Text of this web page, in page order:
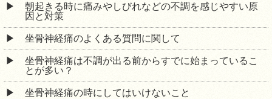
朝起きる時に痛みやしびれなどの不調を感じやすい原
因と対策
坐骨神経痛のよくある質問に関して
坐骨神経痛は不調が出る前からすでに始まっているこ
とが多い？
坐骨神経痛の時にしてはいけないこと